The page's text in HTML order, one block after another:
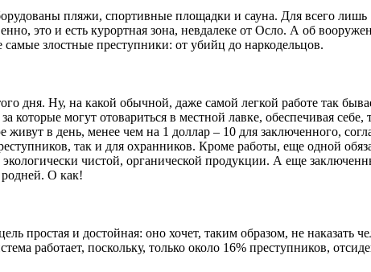
пляжи, спортивные площадки и сауна. Для всего лишь
это и есть курортная зона, невдалеке от Осло. А об
злостные преступники: от убийц до наркодельцов.
дня. Ну, на какой обычной, даже самой легкой работе так
которые могут отовариться в местной лавке, обеспечивая
в день, менее чем на 1 доллар – 10 для заключенного,
так и для охранников. Кроме работы, еще одной
экологически чистой, органической продукции. А еще
О как!
простая и достойная: оно хочет, таким образом, не наказать
работает, поскольку, только около 16% преступников,